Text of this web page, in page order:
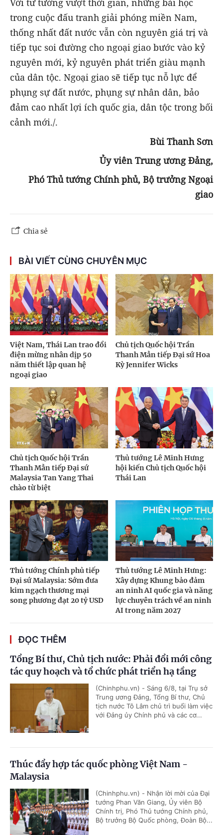
Với tư tưởng vượt thời gian, những bài học
trong cuộc đấu tranh giải phóng miền Nam,
thống nhất đất nước vẫn còn nguyên giá trị và
tiếp tục soi đường cho ngoại giao bước vào kỷ
nguyên mới, kỷ nguyên phát triển giàu mạnh
của dân tộc. Ngoại giao sẽ tiếp tục nỗ lực để
phụng sự đất nước, phụng sự nhân dân, bảo
đảm cao nhất lợi ích quốc gia, dân tộc trong bối
cảnh mới./.
Bùi Thanh Sơn
Ủy viên Trung ương Đảng,
Phó Thủ tướng Chính phủ, Bộ trưởng Ngoại
giao
Chia sẻ
BÀI VIẾT CÙNG CHUYÊN MỤC
Việt Nam, Thái Lan trao đổi
điện mừng nhân dịp 50
năm thiết lập quan hệ
ngoại giao
Chủ tịch Quốc hội Trần
Thanh Mẫn tiếp Đại sứ Hoa
Kỳ Jennifer Wicks
Chủ tịch Quốc hội Trần
Thanh Mẫn tiếp Đại sứ
Malaysia Tan Yang Thai
chào từ biệt
Thủ tướng Lê Minh Hưng
hội kiến Chủ tịch Quốc hội
Thái Lan
Thủ tướng Chính phủ tiếp
Đại sứ Malaysia: Sớm đưa
kim ngạch thương mại
song phương đạt 20 tỷ USD
Thủ tướng Lê Minh Hưng:
Xây dựng Khung bảo đảm
an ninh AI quốc gia và năng
lực chuyên trách về an ninh
AI trong năm 2027
ĐỌC THÊM
Tổng Bí thư, Chủ tịch nước: Phải đổi mới công
tác quy hoạch và tổ chức phát triển hạ tầng
(Chinhphu.vn) - Sáng 6/8, tại Trụ sở
Trung ương Đảng, Tổng Bí thư, Chủ
tịch nước Tô Lâm chủ trì buổi làm việc
với Đảng ủy Chính phủ và các cơ...
Thúc đẩy hợp tác quốc phòng Việt Nam -
Malaysia
(Chinhphu.vn) - Nhận lời mời của Đại
tướng Phan Văn Giang, Ủy viên Bộ
Chính trị, Phó Thủ tướng Chính phủ,
Bộ trưởng Bộ Quốc phòng, Đoàn Bộ...